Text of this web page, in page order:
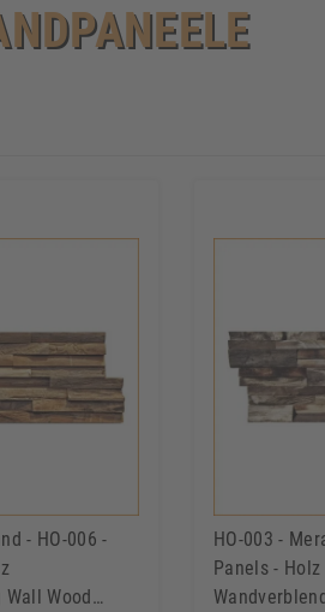
- HO-006 -
Wood
HO-003 -
Panels -